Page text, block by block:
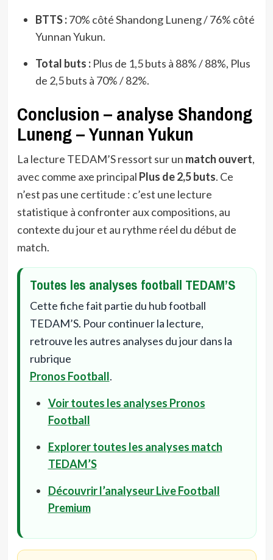
BTTS :70% côté Shandong Luneng / 76% côté
Yunnan Yukun.
Total buts :Plus de 1,5 buts à 88% / 88%, Plus
de 2,5 buts à 70% / 82%.
Conclusion – analyse Shandong
Luneng – Yunnan Yukun
La lecture TEDAM’S ressort sur un match ouvert,
avec comme axe principal Plus de 2,5 buts. Ce
n’est pas une certitude : c’est une lecture
statistique à confronter aux compositions, au
contexte du jour et au rythme réel du début de
match.
Toutes les analyses football TEDAM’S
Cette fiche fait partie du hub football
TEDAM’S. Pour continuer la lecture,
retrouve les autres analyses du jour dans la
rubrique
Pronos Football.
Voir toutes les analyses Pronos
Football
Explorer toutes les analyses match
TEDAM’S
Découvrir l’analyseur Live Football
Premium